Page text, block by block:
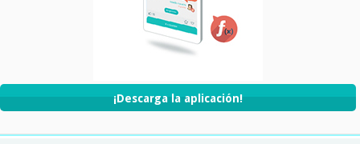
¡Descarga la aplicación!